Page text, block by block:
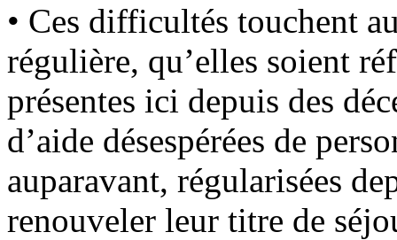
• Ces difficultés touchent
régulière, qu’elles soient
présentes ici depuis des
d’aide désespérées de
auparavant, régularisées
renouveler leur titre de